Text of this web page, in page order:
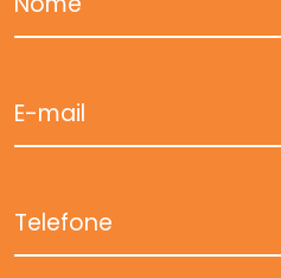
E-mail
Telefone